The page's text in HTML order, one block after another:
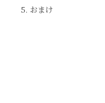
おまけ